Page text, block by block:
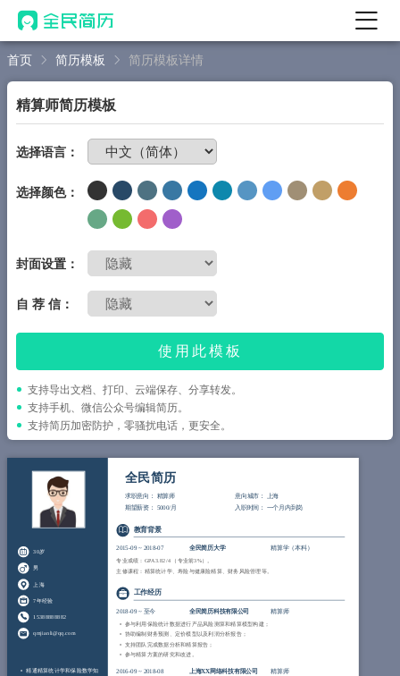
首页
AI 简历工具
AI 优化简历
AI 翻译简历
AI 诊断简历
AI 模拟面试
面试自我介绍
简历教程
登录 / 注册
首页 简历模板 简历模板详情
精算师简历模板
选择语言：
选择颜色：
封面设置：
自 荐 信：
使用此模板
支持导出文档、打印、云端保存、分享转发。
支持手机、微信公众号编辑简历。
支持简历加密防护，零骚扰电话，更安全。
30岁
男
上海
7年经验
15388888882
qmjianli@qq.com
精通精算统计学和保险数学知
全民简历
求职意向： 精算师 意向城市： 上海
期望薪资： 5000/月 入职时间： 一个月内到岗
教育背景
2015-09~2018-07 全民简历大学
精算学（本科）
专业成绩：GPA 3.82/4 （专业前3%）。
主修课程：精算统计学、寿险与健康险精算、财务风险管理等。
工作经历
2018-09~至今 全民简历科技有限公司
精算师
参与利用保险统计数据进行产品风险测算和精算模型构建；
协助编制财务预测、定价模型以及利润分析报告；
支持团队完成数据分析和精算报告；
参与精算方案的研究和改进。
2016-09~2018-08 上海XX网络科技有限公司
精算师